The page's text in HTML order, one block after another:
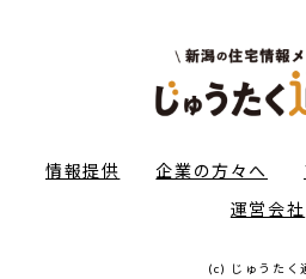
情報提供 企業の方々へ
運営会社
(c) じゅうたく